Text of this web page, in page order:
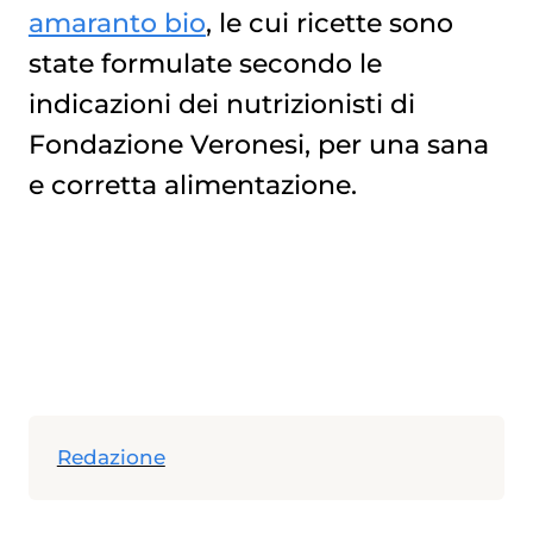
amaranto bio, le cui ricette sono
state formulate secondo le
indicazioni dei nutrizionisti di
Fondazione Veronesi, per una sana
e corretta alimentazione.
Redazione